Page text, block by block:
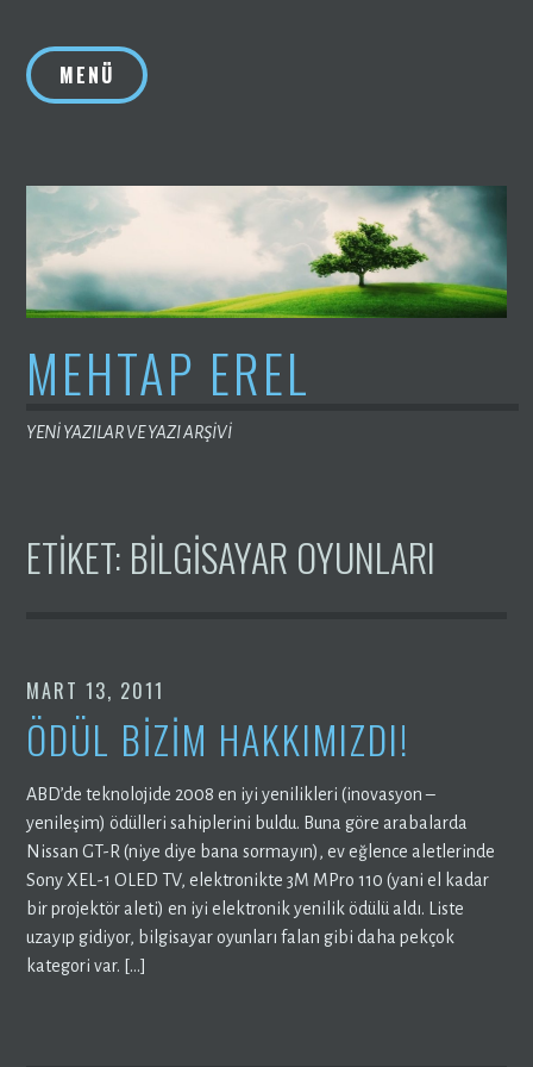
MENÜ
MEHTAP EREL
YENİ YAZILAR VE YAZI ARŞİVİ
ETIKET: BILGISAYAR OYUNLARI
MART 13, 2011
ÖDÜL BIZIM HAKKIMIZDI!
ABD’de teknolojide 2008 en iyi yenilikleri (inovasyon –
yenileşim) ödülleri sahiplerini buldu. Buna göre arabalarda
Nissan GT-R (niye diye bana sormayın), ev eğlence aletlerinde
Sony XEL-1 OLED TV, elektronikte 3M MPro 110 (yani el kadar
bir projektör aleti) en iyi elektronik yenilik ödülü aldı. Liste
uzayıp gidiyor, bilgisayar oyunları falan gibi daha pekçok
kategori var. […]